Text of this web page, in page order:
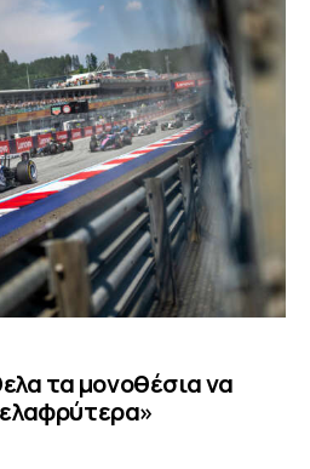
τα μονοθέσια να
ελαφρύτερα»